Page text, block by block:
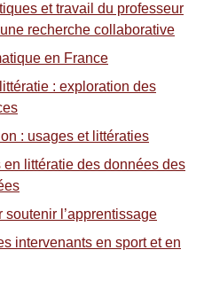
et travail du professeur
recherche collaborative
en France
: exploration des
: usages et littératies
littératie des données des
l’apprentissage
intervenants en sport et en